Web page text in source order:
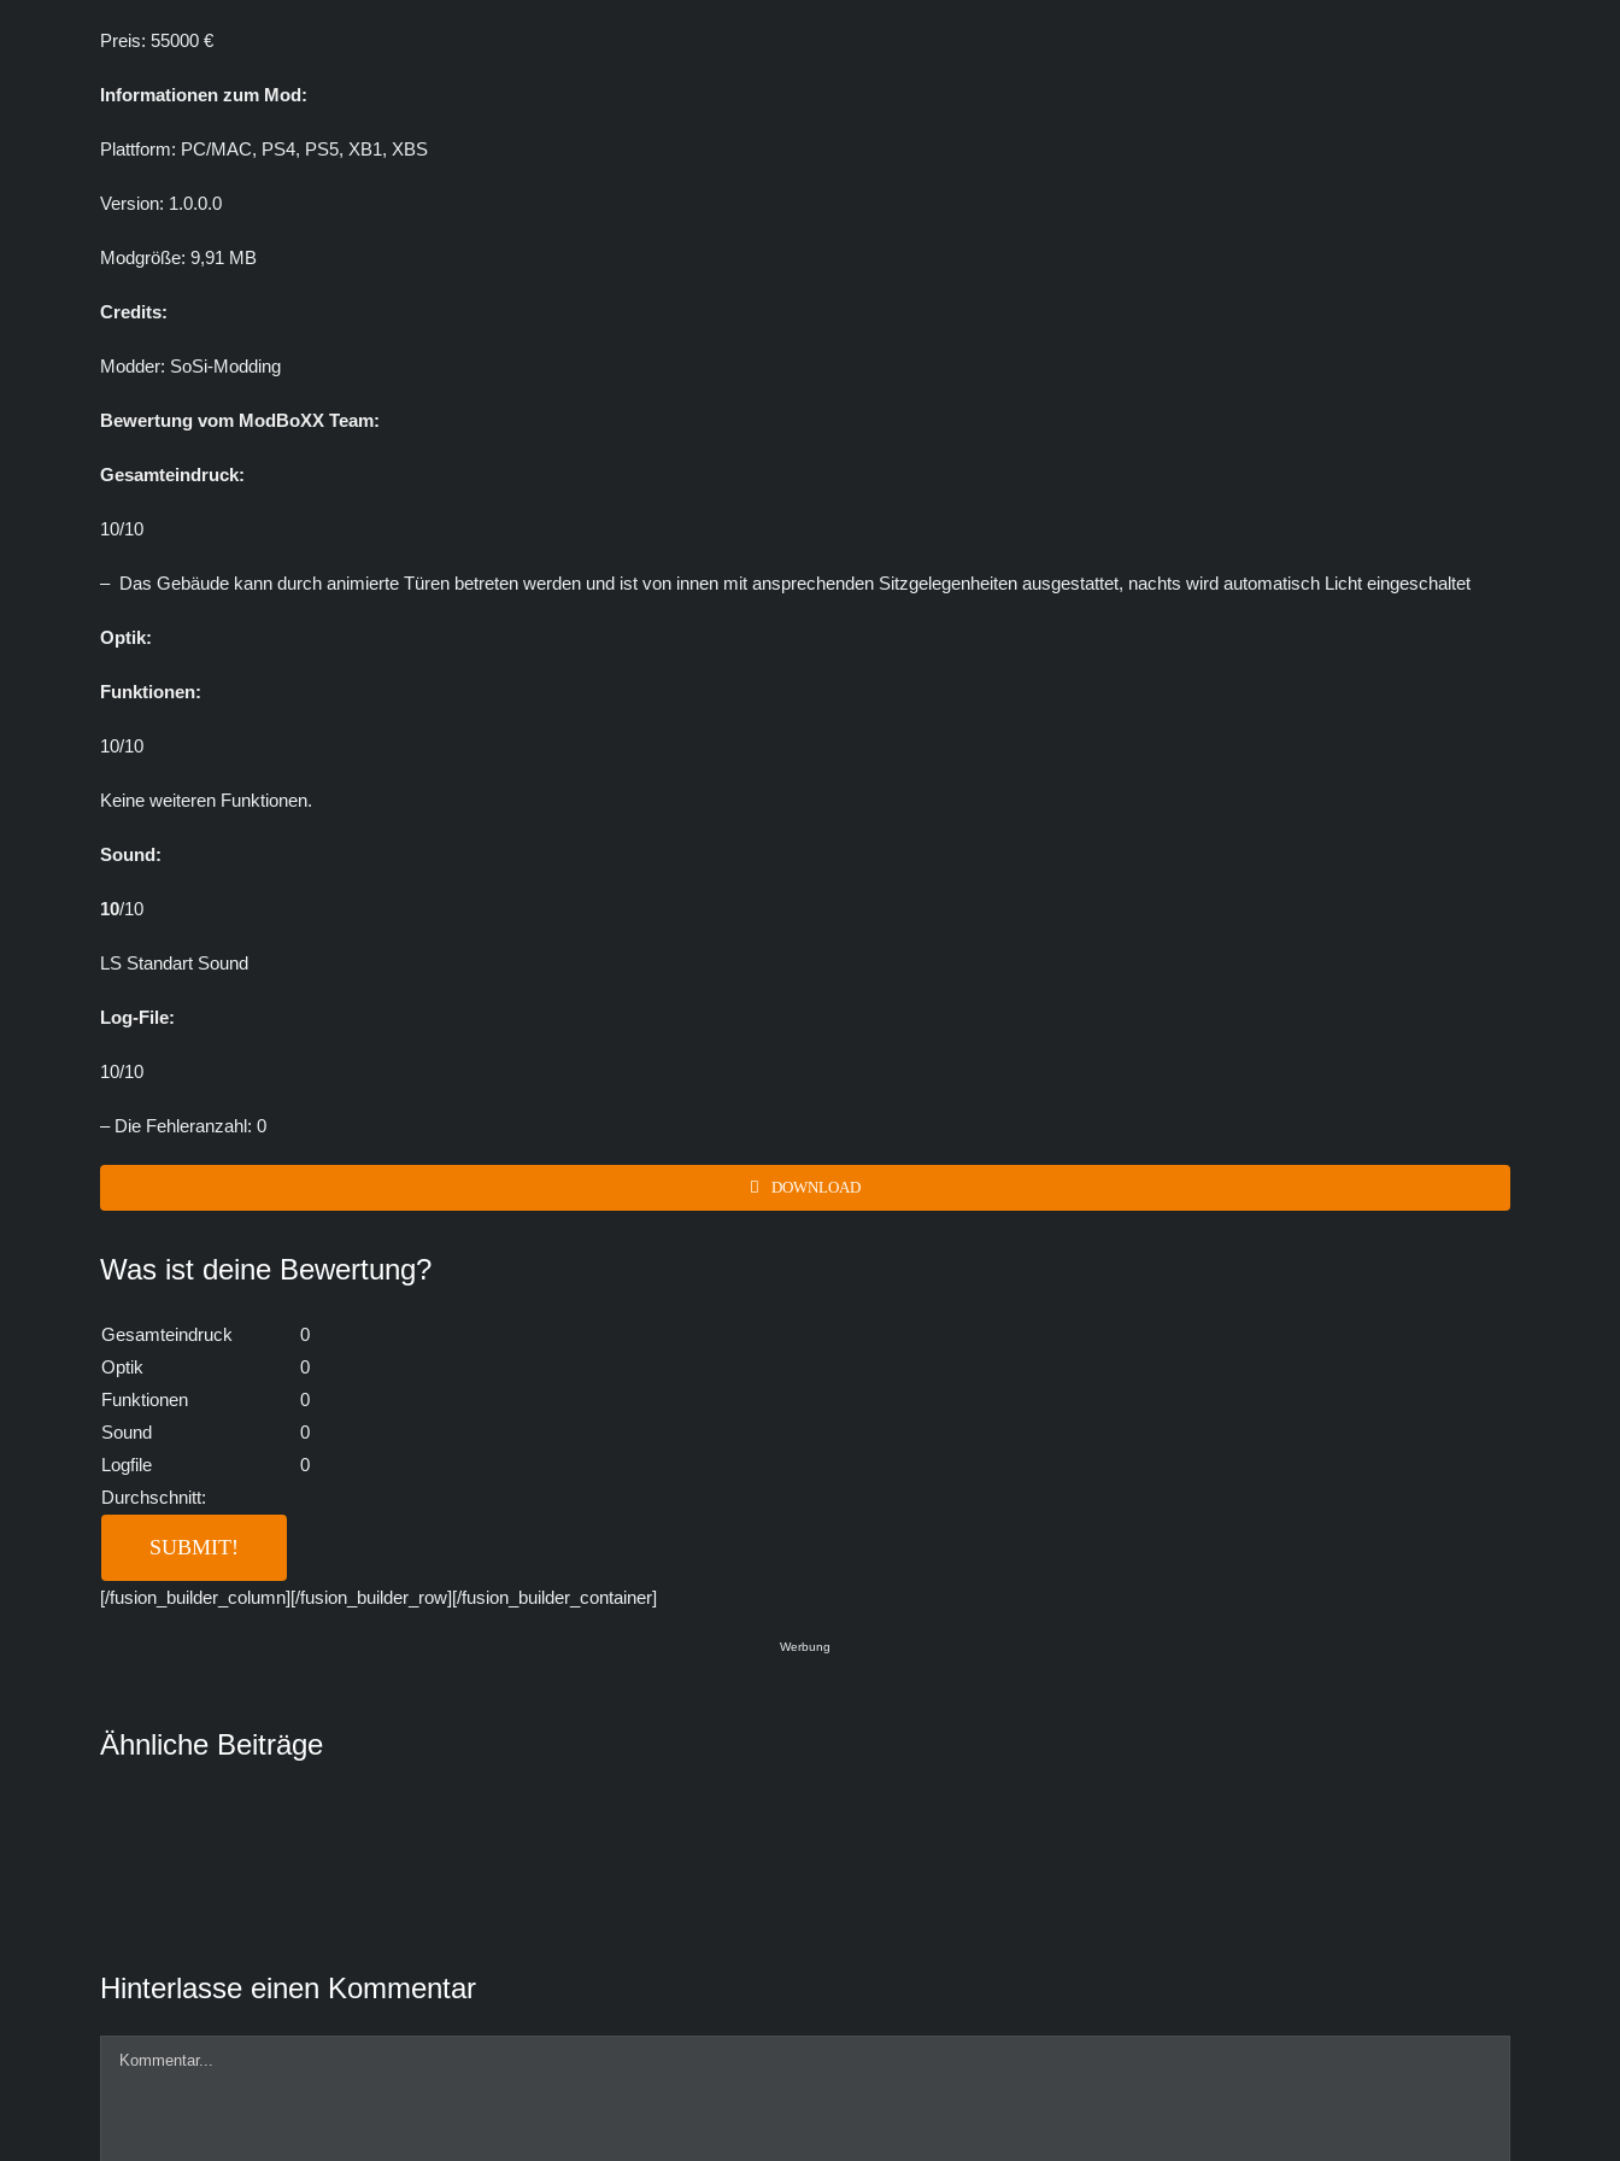
Preis: 55000 €
Informationen zum Mod:
Plattform: PC/MAC, PS4, PS5, XB1, XBS
Version: 1.0.0.0
Modgröße: 9,91 MB
Credits:
Modder: SoSi-Modding
Bewertung vom ModBoXX Team:
Gesamteindruck:
10/10
– Das Gebäude kann durch animierte Türen betreten werden und ist von innen mit ansprechenden Sitzgelegenheiten ausgestattet, nachts wird automatisch Licht eingeschaltet
Optik:
Funktionen:
10/10
Keine weiteren Funktionen.
Sound:
10/10
LS Standart Sound
Log-File:
10/10
– Die Fehleranzahl: 0
DOWNLOAD
Was ist deine Bewertung?
Gesamteindruck
0
Optik
0
Funktionen
0
Sound
0
Logfile
0
Durchschnitt:
[/fusion_builder_column][/fusion_builder_row][/fusion_builder_container]
Werbung
Ähnliche Beiträge
Hinterlasse einen Kommentar
Kommentar